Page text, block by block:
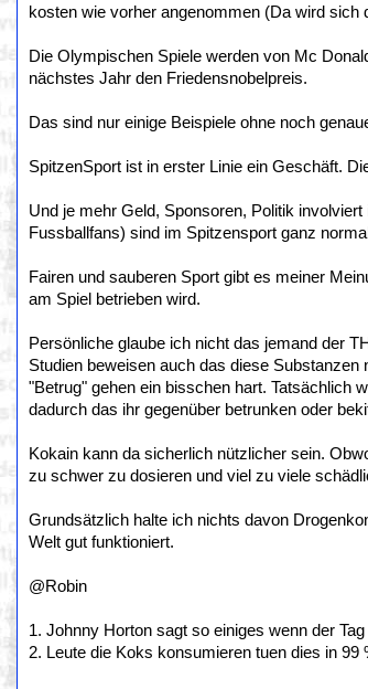
kosten wie vorher angenommen (Da wird sich
Die Olympischen Spiele werden von Mc
nächstes Jahr den Friedensnobelpreis.
Das sind nur einige Beispiele ohne noch
SpitzenSport ist in erster Linie ein Geschäft.
Und je mehr Geld, Sponsoren, Politik
Fussballfans) sind im Spitzensport ganz
Fairen und sauberen Sport gibt es meiner
am Spiel betrieben wird.
Persönliche glaube ich nicht das jemand der
Studien beweisen auch das diese
"Betrug" gehen ein bisschen hart. Tatsächlich
dadurch das ihr gegenüber betrunken oder
Kokain kann da sicherlich nützlicher sein.
zu schwer zu dosieren und viel zu viele
Grundsätzlich halte ich nichts davon
Welt gut funktioniert.
@Robin
1. Johnny Horton sagt so einiges wenn der
2. Leute die Koks konsumieren tuen dies in